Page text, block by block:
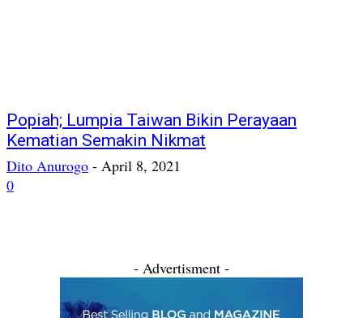
Popiah; Lumpia Taiwan Bikin Perayaan
Kematian Semakin Nikmat
Dito Anurogo - April 8, 2021
0
- Advertisment -